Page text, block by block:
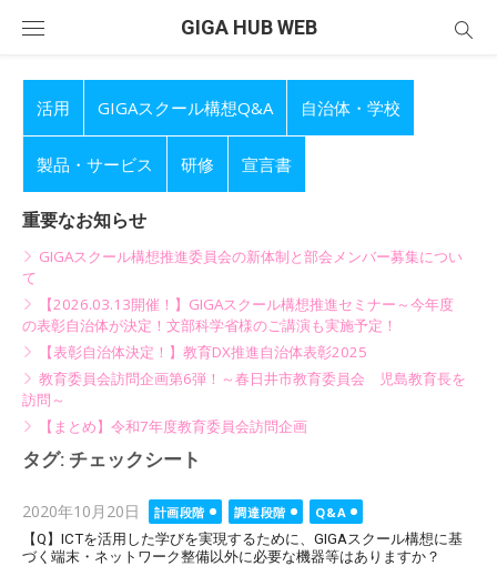
GIGA HUB WEB
活用 GIGAスクール構想Q&A 自治体・学校
製品・サービス 研修 宣言書
重要なお知らせ
GIGAスクール構想推進委員会の新体制と部会メンバー募集につい
て
【2026.03.13開催！】GIGAスクール構想推進セミナー～今年度
の表彰自治体が決定！文部科学省様のご講演も実施予定！
【表彰自治体決定！】教育DX推進自治体表彰2025
教育委員会訪問企画第6弾！～春日井市教育委員会 児島教育長を
訪問～
【まとめ】令和7年度教育委員会訪問企画
タグ: チェックシート
Posted
on
2020年10月20日 計画段階 調達段階
Q&A
【Q】ICTを活用した学びを実現するために、GIGAスクール構想に基
づく端末・ネットワーク整備以外に必要な機器等はありますか？